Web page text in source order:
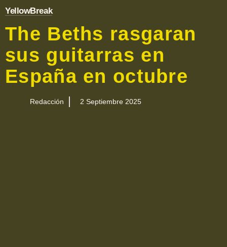
YellowBreak
The Beths rasgaran
sus guitarras en
España en octubre
Redacción 2 Septiembre 2025